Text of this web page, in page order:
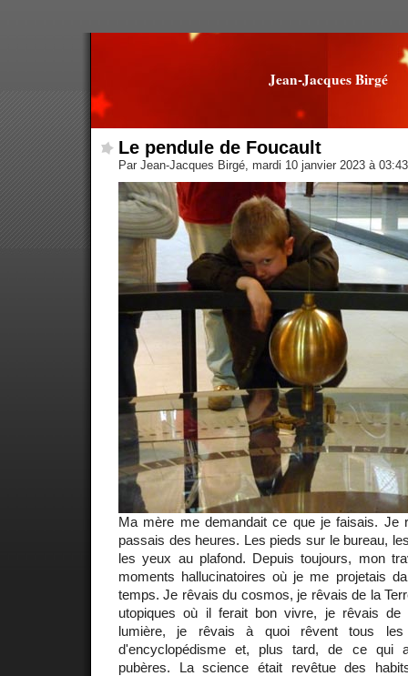
Jean-Jacques Birgé
Le pendule de Foucault
Par Jean-Jacques Birgé, mardi 10 janvier 2023 à
Ma mère me demandait ce que je faisais. Je
passais des heures. Les pieds sur le bureau,
les yeux au plafond. Depuis toujours, mon
moments hallucinatoires où je me projetais
temps. Je rêvais du cosmos, je rêvais de la
utopiques où il ferait bon vivre, je rêvais de
lumière, je rêvais à quoi rêvent tous les
d'encyclopédisme et, plus tard, de ce qui
pubères. La science était revêtue des